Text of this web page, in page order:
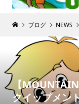
ブログ NEWS
【
クイップメン